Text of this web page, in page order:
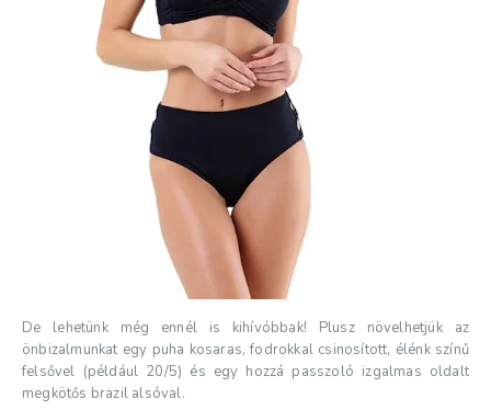
De lehetünk még ennél is kihívóbbak! Plusz növelhetjük az
önbizalmunkat egy puha kosaras, fodrokkal csinosított, élénk színű
felsővel (például 20/5) és egy hozzá passzoló izgalmas oldalt
megkötős brazil alsóval.